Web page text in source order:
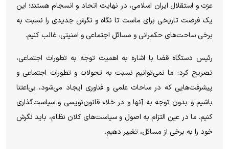
عزت و استقلال ایران اسلامی، در نهایت اتحاد و انسجام هستند؛ این
یک فرصت تاریخی برای ماست تا نگاه و نگرش جدیدی را نسبت به
برخی ساحت‌های حکمرانی و مسائل اجتماعی و امنیتی، غالب کنیم.
رئیس دستگاه قضا با اشاره به اهمیت توجه به تطورات اجتماعی،
تصریح کرد: ما نمی‌توانیم نسبت به تحولات و تطورات اجتماعی و
پیشرفت‌هایی که در ساحات علمی و فناوری ایجاد می‌شود، بی‌اعتنا
باشیم و بدون توجه به آنها و در خلاء قانون‌نویسی و سیاست‌گذاری
کنیم. ما در عین التزام به اصول و سیاست‌های کلان نظام، باید نگرش
خود را به برخی از مسائل، تغییر دهیم.